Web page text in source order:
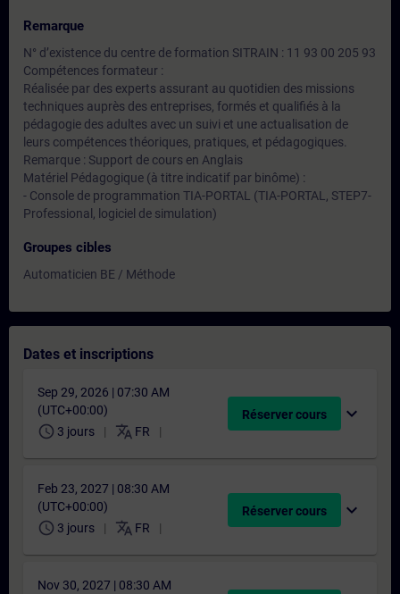
Remarque
N° d’existence du centre de formation SITRAIN : 11 93 00 205 93
Compétences formateur :
Réalisée par des experts assurant au quotidien des missions
techniques auprès des entreprises, formés et qualifiés à la
pédagogie des adultes avec un suivi et une actualisation de
leurs compétences théoriques, pratiques, et pédagogiques.
Remarque : Support de cours en Anglais
Matériel Pédagogique (à titre indicatif par binôme) :
- Console de programmation TIA-PORTAL (TIA-PORTAL, STEP7-
Professional, logiciel de simulation)
Groupes cibles
Automaticien BE / Méthode
Dates et inscriptions
Sep 29, 2026 | 07:30 AM
(UTC+00:00)
schedule 3 jours translate FR
Réserver cours expand_more
Feb 23, 2027 | 08:30 AM
(UTC+00:00)
schedule 3 jours translate FR
Réserver cours expand_more
Nov 30, 2027 | 08:30 AM